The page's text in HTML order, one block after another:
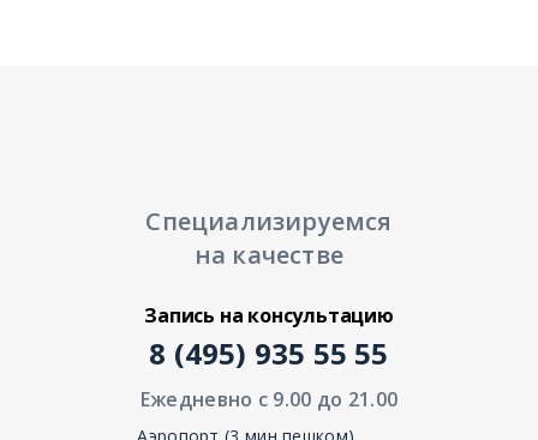
Специализируемся
на качестве
Запись на консультацию
8 (495) 935 55 55
Ежедневно с 9.00 до 21.00